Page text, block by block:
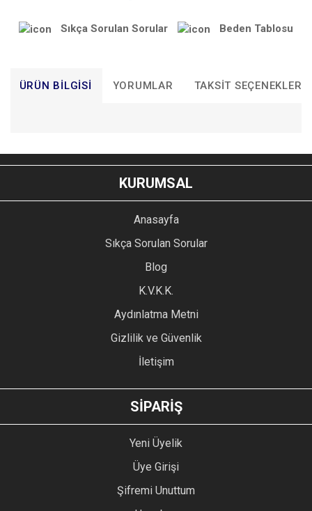
Sıkça Sorulan Sorular Beden Tablosu
ÜRÜN BILGISI YORUMLAR TAKSIT SEÇENEKLERI
YORUM YAZ
Bu ürünün fiyat bilgisi, resim, ürün açıklamalarında ve diğer
konularda yetersiz gördüğünüz noktaları öneri formunu
kullanarak tarafımıza iletebilirsiniz.
Ürün resmi kalitesiz, bozuk veya görüntülenemiyor.
Ürün açıklamasında eksik bilgiler bulunuyor.
Ürün bilgilerinde hatalar bulunuyor.
Ürün fiyatı diğer sitelerden daha pahalı.
GÖNDER
KURUMSAL
Anasayfa
Sıkça Sorulan Sorular
Blog
K.V.K.K.
Aydınlatma Metni
Gizlilik ve Güvenlik
İletişim
SİPARİŞ
Yeni Üyelik
Üye Girişi
Şifremi Unuttum